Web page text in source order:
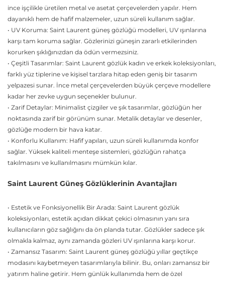
ince işçilikle üretilen metal ve asetat çerçevelerden yapılır. Hem
dayanıklı hem de hafif malzemeler, uzun süreli kullanım sağlar.
• UV Koruma: Saint Laurent güneş gözlüğü modelleri, UV ışınlarına
karşı tam koruma sağlar. Gözlerinizi güneşin zararlı etkilerinden
korurken şıklığınızdan da ödün vermezsiniz.
• Çeşitli Tasarımlar: Saint Laurent gözlük kadın ve erkek koleksiyonları,
farklı yüz tiplerine ve kişisel tarzlara hitap eden geniş bir tasarım
yelpazesi sunar. İnce metal çerçevelerden büyük çerçeve modellere
kadar her zevke uygun seçenekler bulunur.
• Zarif Detaylar: Minimalist çizgiler ve şık tasarımlar, gözlüğün her
noktasında zarif bir görünüm sunar. Metalik detaylar ve desenler,
gözlüğe modern bir hava katar.
• Konforlu Kullanım: Hafif yapıları, uzun süreli kullanımda konfor
sağlar. Yüksek kaliteli menteşe sistemleri, gözlüğün rahatça
takılmasını ve kullanılmasını mümkün kılar.
Saint Laurent Güneş Gözlüklerinin Avantajları
• Estetik ve Fonksiyonellik Bir Arada: Saint Laurent gözlük
koleksiyonları, estetik açıdan dikkat çekici olmasının yanı sıra
kullanıcıların göz sağlığını da ön planda tutar. Gözlükler sadece şık
olmakla kalmaz, aynı zamanda gözleri UV ışınlarına karşı korur.
• Zamansız Tasarım: Saint Laurent güneş gözlüğü yıllar geçtikçe
modasını kaybetmeyen tasarımlarıyla bilinir. Bu, onları zamansız bir
yatırım haline getirir. Hem günlük kullanımda hem de özel